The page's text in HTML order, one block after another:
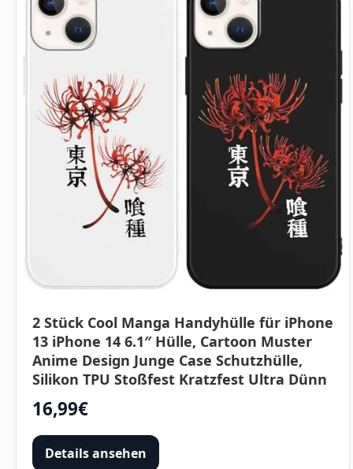
2 Stück Cool Manga Handyhülle für iPhone
13 iPhone 14 6.1″ Hülle, Cartoon Muster
Anime Design Junge Case Schutzhülle,
Silikon TPU Stoßfest Kratzfest Ultra Dünn
Cover, Aesthetic
16,99€
Details ansehen